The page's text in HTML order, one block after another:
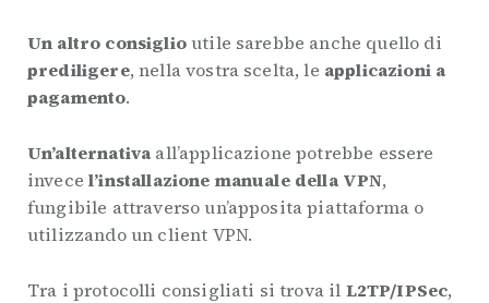
Un altro consiglioutile sarebbe anche quello di
prediligere, nella vostra scelta, le applicazioni a
pagamento.
Un’alternativa all’applicazione potrebbe essere
invece l’installazione manuale della VPN,
fungibile attraverso un’apposita piattaforma o
utilizzando un client VPN.
Tra i protocolli consigliati si trova il L2TP/IPSec,